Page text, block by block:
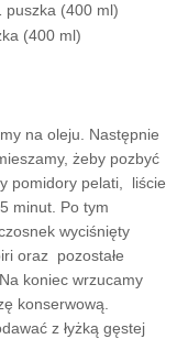
puszka (400 ml)
(400 ml)
na oleju. Następnie
żeby pozbyć
pomidory pelati, liście
minut. Po tym
wyciśnięty
oraz pozostałe
koniec wrzucamy
konserwową.
z łyżką gęstej